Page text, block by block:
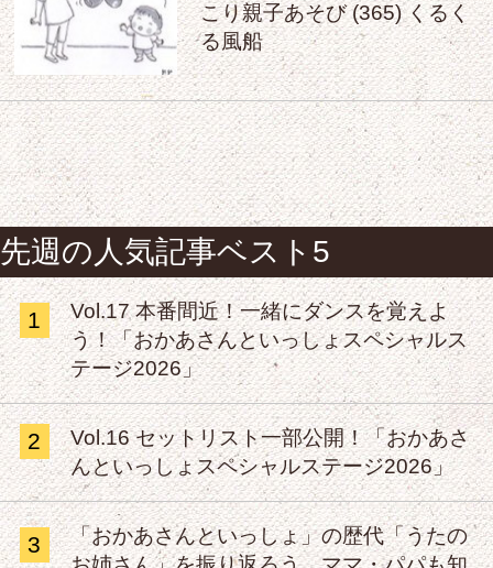
こり親子あそび (365) くるく
る風船
先週の人気記事ベスト5
1
Vol.17 本番間近！一緒にダンスを覚えよ
う！「おかあさんといっしょスペシャルス
テージ2026」
2
Vol.16 セットリスト一部公開！「おかあさ
んといっしょスペシャルステージ2026」
3
「おかあさんといっしょ」の歴代「うたの